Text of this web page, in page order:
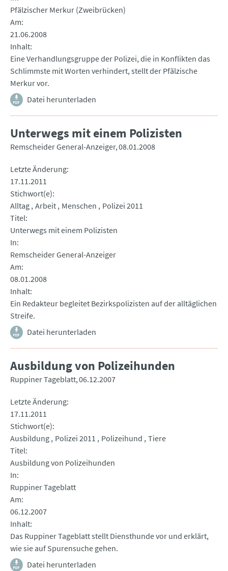
Pfälzischer Merkur (Zweibrücken)
Am
21.06.2008
Inhalt
Eine Verhandlungsgruppe der Polizei, die in Konflikten das
Schlimmste mit Worten verhindert, stellt der Pfälzische
Merkur vor.
Datei herunterladen
Unterwegs mit einem Polizisten
Remscheider General-Anzeiger 08.01.2008
Letzte Änderung
17.11.2011
Stichwort(e)
Alltag Arbeit Menschen
Polizei 2011
Titel
Unterwegs mit einem Polizisten
In
Remscheider General-Anzeiger
Am
08.01.2008
Inhalt
Ein Redakteur begleitet Bezirkspolizisten auf der alltäglichen
Streife.
Datei herunterladen
Ausbildung von Polizeihunden
Ruppiner Tageblatt 06.12.2007
Letzte Änderung
17.11.2011
Stichwort(e)
Ausbildung Polizei 2011 Polizeihund Tiere
Titel
Ausbildung von Polizeihunden
In
Ruppiner Tageblatt
Am
06.12.2007
Inhalt
Das Ruppiner Tageblatt stellt Diensthunde vor und erklärt,
wie sie auf Spurensuche gehen.
Datei herunterladen